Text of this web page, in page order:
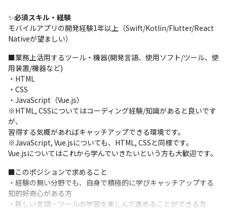
ムで成長を支援。「最注力分野」を選定し受注や社員育成の為の
投資を行っており、社員の成長をバックアップ。
【この仕事のおもしろさ・魅力】
■新規プロダクト立ち上げのスクラム開発に深く携われる
本部署はスクラムで新規プロダクトの開発を次々に行い、試験的
なプロダクトを
多数開発し世に送り出す、特殊な事業部となっています。
それゆえ、モダンな環境での高サイクルな開発にデザイナーとし
て深く携わり
アプリ開発のスキルや考え方を底上げすることができる環境で
す。
■顧客と対等な環境で、自由度＆採用高く仕事に取り組める
今回のご支援先とは非常にフラットな関係で、社風的に弊社から
検討~実行までをまるっとお任せいただいています。
出勤時は私服OK、残業時間は10h程度と、働きやすい環境になっ
ています。
✨必須スキル・経験
モバイルアプリの開発経験1年以上（Swift/Kotlin/Flutter/React
Nativeが望ましい）
■業務上活用するツール・機器(開発言語、使用ソフト/ツール、使
用装置/機器など)
・HTML
・CSS
・JavaScript（Vue.js）
※HTML, CSSについてはコーディング経験/知識があると良いです
が、
習得する気概があればキャッチアップできる環境です。
※JavaScript, Vue.jsについても、HTML, CSSと同様です。
Vue.jsについてはこれから学んでいきたいという方も大歓迎です。
■このポジションで求めること
・経験の無い分野でも、自身で積極的に学びキャッチアップする
知的好奇心がある方
・新しい言語・ツールの学習を楽しんで進めることができる方